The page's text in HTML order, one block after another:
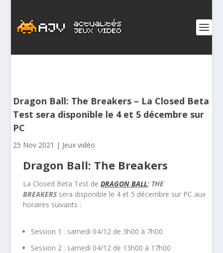
Dragon Ball: The Breakers – La Closed Beta
Test sera disponible le 4 et 5 décembre sur
PC
25 Nov 2021 | Jeux vidéo
Dragon Ball: The Breakers
La Closed Beta Test de DRAGON BALL: THE
BREAKERS sera disponible le 4 et 5 décembre sur PC aux
horaires suivants :
Session 1 : samedi 04/12 de 3h00 à 7h00
Session 2 : samedi 04/12 de 13h00 à 17h00